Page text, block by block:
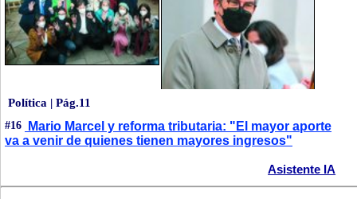
Política | Pág.11
#16
Mario Marcel y reforma tributaria: "El mayor aporte
va a venir de quienes tienen mayores ingresos"
Asistente IA